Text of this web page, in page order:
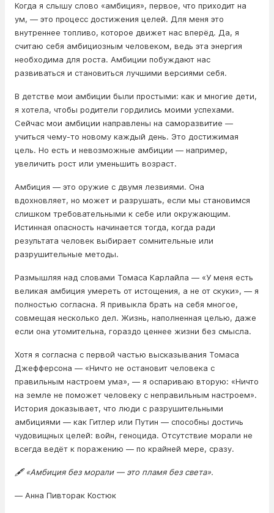
Когда я слышу слово «амбиция», первое, что приходит на
ум, — это процесс достижения целей. Для меня это
внутреннее топливо, которое движет нас вперёд. Да, я
считаю себя амбициозным человеком, ведь эта энергия
необходима для роста. Амбиции побуждают нас
развиваться и становиться лучшими версиями себя.
В детстве мои амбиции были простыми: как и многие дети,
я хотела, чтобы родители гордились моими успехами.
Сейчас мои амбиции направлены на саморазвитие —
учиться чему-то новому каждый день. Это достижимая
цель. Но есть и невозможные амбиции — например,
увеличить рост или уменьшить возраст.
Амбиция — это оружие с двумя лезвиями. Она
вдохновляет, но может и разрушать, если мы становимся
слишком требовательными к себе или окружающим.
Истинная опасность начинается тогда, когда ради
результата человек выбирает сомнительные или
разрушительные методы.
Размышляя над словами Томаса Карлайла — «У меня есть
великая амбиция умереть от истощения, а не от скуки», — я
полностью согласна. Я привыкла брать на себя многое,
совмещая несколько дел. Жизнь, наполненная целью, даже
если она утомительна, гораздо ценнее жизни без смысла.
Хотя я согласна с первой частью высказывания Томаса
Джефферсона — «Ничто не остановит человека с
правильным настроем ума», — я оспариваю вторую: «Ничто
на земле не поможет человеку с неправильным настроем».
История доказывает, что люди с разрушительными
амбициями — как Гитлер или Путин — способны достичь
чудовищных целей: войн, геноцида. Отсутствие морали не
всегда ведёт к поражению — по крайней мере, сразу.
🖋️ «Амбиция без морали — это пламя без света».
— Анна Пивторак Костюк